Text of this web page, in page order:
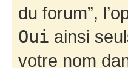
du forum”,
Oui ainsi
votre nom